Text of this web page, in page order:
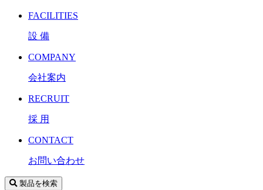
FACILITIES
設 備
COMPANY
会社案内
RECRUIT
採 用
CONTACT
お問い合わせ
製品を検索